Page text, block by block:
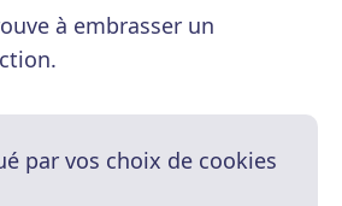
à embrasser un
par vos choix de cookies